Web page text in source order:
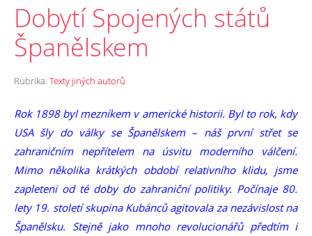
Dobytí Spojených států
Španělskem
Rubrika: Texty jiných autorů
Rok 1898 byl mezníkem v americké historii. Byl to rok, kdy
USA šly do války se Španělskem – náš první střet se
zahraničním nepřítelem na úsvitu moderního válčení.
Mimo několika krátkých období relativního klidu, jsme
zapleteni od té doby do zahraniční politiky. Počínaje 80.
lety 19. století skupina Kubánců agitovala za nezávislost na
Španělsku. Stejně jako mnoho revolucionářů předtím i